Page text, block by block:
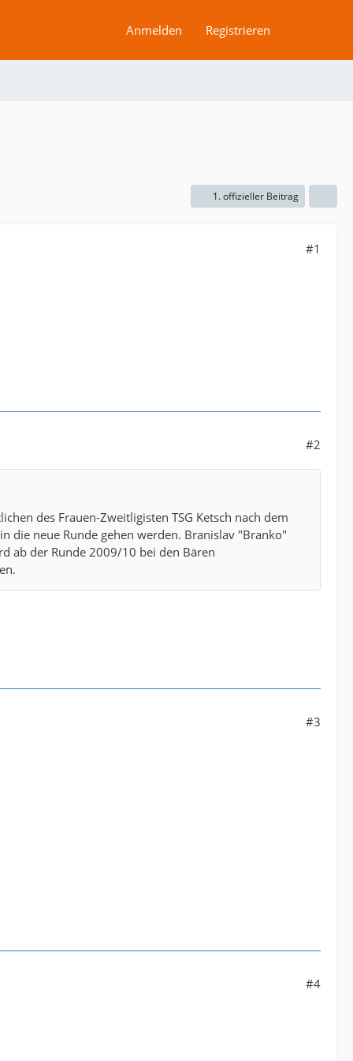
Anmelden Registrieren
1. offizieller Beitrag
#1
#2
des Frauen-Zweitligisten TSG Ketsch nach dem
die neue Runde gehen werden. Branislav "Branko"
ab der Runde 2009/10 bei den Bären
#3
#4